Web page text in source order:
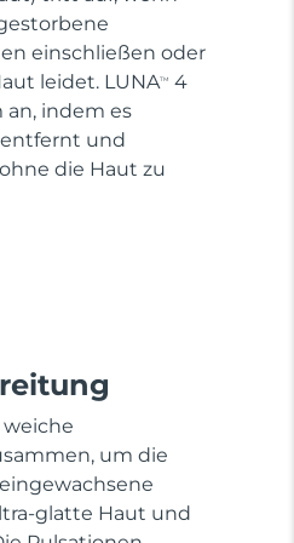
einschließen oder
leidet. LUNATM
4
an, indem es
und
die Haut zu
weiche
um die
glatte Haut und